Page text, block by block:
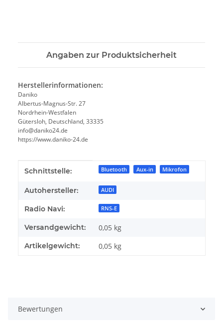
Angaben zur Produktsicherheit
Herstellerinformationen:
Daniko
Albertus-Magnus-Str. 27
Nordrhein-Westfalen
Gütersloh, Deutschland, 33335
info@daniko24.de
https://www.daniko-24.de
Produkteigenschaft
Wert
Schnittstelle: Bluetooth Aux-in Mikrofon
Autohersteller: AUDI
Radio Navi: RNS-E
Versandgewicht: 0,05 kg
Artikelgewicht: 0,05 kg
Bewertungen